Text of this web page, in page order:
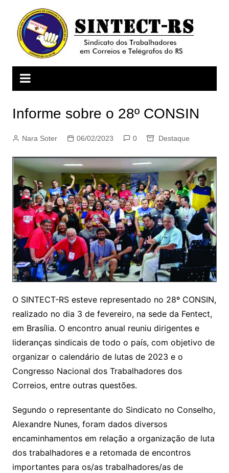
conteúdo
Informe sobre o 28º CONSIN
Nara Soter 06/02/2023 0 Destaque
O SINTECT-RS esteve representado no 28º CONSIN,
realizado no dia 3 de fevereiro, na sede da Fentect,
em Brasília. O encontro anual reuniu dirigentes e
lideranças sindicais de todo o país, com objetivo de
organizar o calendário de lutas de 2023 e o
Congresso Nacional dos Trabalhadores dos
Correios, entre outras questões.
Segundo o representante do Sindicato no Conselho,
Alexandre Nunes, foram dados diversos
encaminhamentos em relação a organização de luta
dos trabalhadores e a retomada de encontros
importantes para os/as trabalhadores/as de